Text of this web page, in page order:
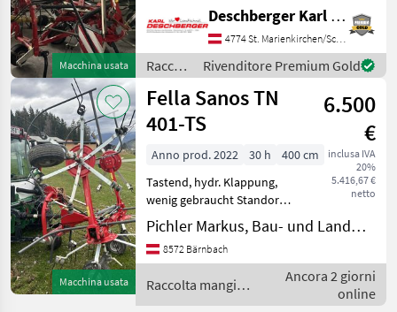
Macchina usata
mit je 6 Zinkenarmen,
hydraulischer Klappung,
Bereifung: 16/6, 50-8,
Gelenkwelle, Beleuchtung
mit Warnta
Deschberger Karl Landtechnik GesmbH & Co KG
4774 St. Marienkirchen/Schärding
Raccolta
mangimi
/ Fella
Rivenditore Premium Gold
Macchina usata
Fella Sanos TN
401-TS
6.500
€
inclusa IVA
20%
5.416,67 €
netto
Anno prod. 2022 30 h
400 cm
Tastend, hydr. Klappung,
wenig gebraucht Standort
Bergstraße 61, 8572
Bärnbach Besichtigung
jederzeit nach Telefonischer
Sollevamento: Reg
Pichler Markus, Bau- und Landmaschinentechnik
8572 Bärnbach
Raccolta mangimi
/ Fella
Ancora 2 giorni
online